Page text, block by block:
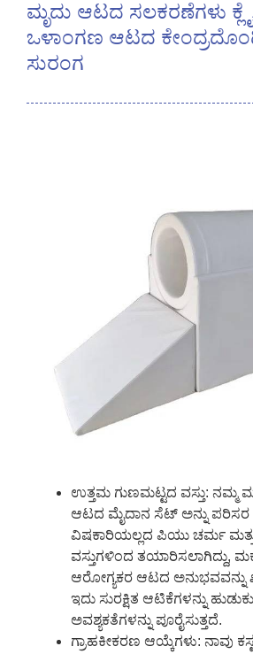
ಮೃದು ಆಟದ ಸಲಕರಣೆಗಳು
ಒಳಾಂಗಣ ಆಟದ
ಸುರಂಗ
ಉತ್ತಮ ಗುಣಮಟ್ಟದ ವಸ್ತು: ನಮ್ಮ
ಆಟದ ಮೈದಾನ ಸೆಟ್ ಅನ್ನು ಪರಿಸರ
ವಿಷಕಾರಿಯಲ್ಲದ ಪಿಯು ಚರ್ಮ
ವಸ್ತುಗಳಿಂದ ತಯಾರಿಸಲಾಗಿದ್ದು,
ಆರೋಗ್ಯಕರ ಆಟದ ಅನುಭವವನ್ನು
ಇದು ಸುರಕ್ಷಿತ ಆಟಿಕೆಗಳನ್ನು
ಅವಶ್ಯಕತೆಗಳನ್ನು ಪೂರೈಸುತ್ತದೆ.
ಗ್ರಾಹಕೀಕರಣ ಆಯ್ಕೆಗಳು: ನಾವು